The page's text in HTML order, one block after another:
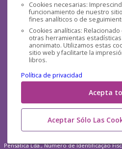
Cookies necesarias:
funcionamiento de nuestro
fines analíticos o de
Cookies analíticas:
otras herramientas
anonimato. Utilizamos estas
sitio web y facilitarte la
libros.
Política de privacidad
Acepta
Aceptar Sólo Las
Redes
Pensática Lda., Número de Identificação